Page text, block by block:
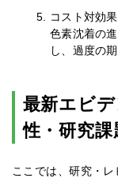
コスト対効
色素沈着の
し、過度の
最新エビ
性・研究課
ここでは、研究・